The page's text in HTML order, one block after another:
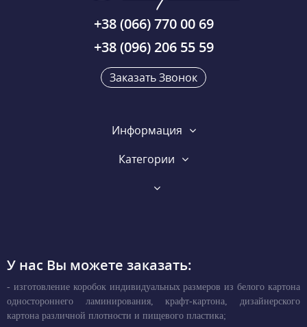
+38 (066) 770 00 69
+38 (096) 206 55 59
Заказать Звонок
Информация
Категории
У нас Вы можете заказать:
- изготовление коробок индивидуальных размеров из белого картона
одностороннего ламинирования, крафт-картона, дизайнерского
картона различной плотности и пищевого пластика;